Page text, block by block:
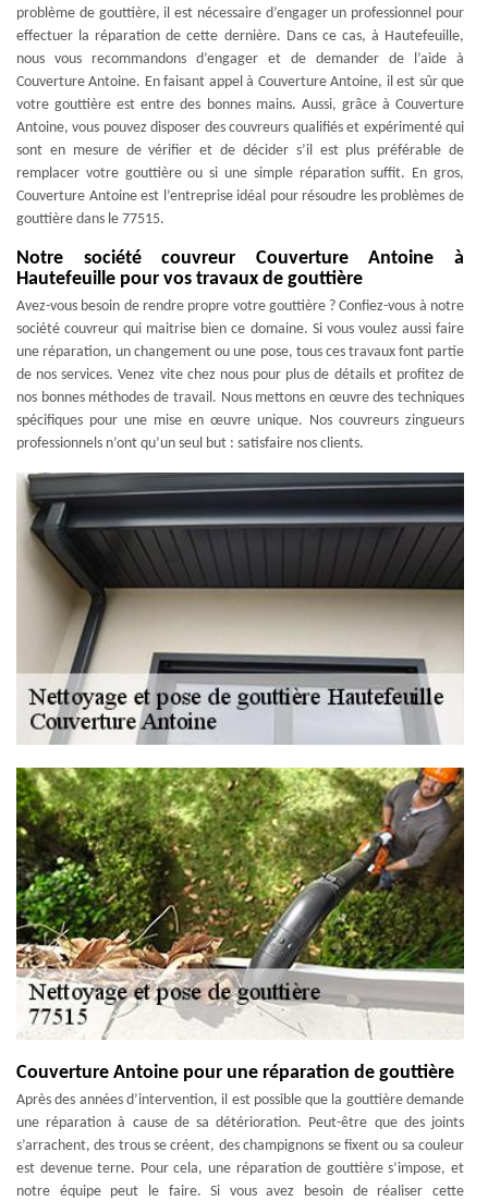
problème de gouttière, il est nécessaire d’engager un professionnel pour
effectuer la réparation de cette dernière. Dans ce cas, à Hautefeuille,
nous vous recommandons d’engager et de demander de l’aide à
Couverture Antoine. En faisant appel à Couverture Antoine, il est sûr que
votre gouttière est entre des bonnes mains. Aussi, grâce à Couverture
Antoine, vous pouvez disposer des couvreurs qualifiés et expérimenté qui
sont en mesure de vérifier et de décider s’il est plus préférable de
remplacer votre gouttière ou si une simple réparation suffit. En gros,
Couverture Antoine est l’entreprise idéal pour résoudre les problèmes de
gouttière dans le 77515.
Notre société couvreur Couverture Antoine à
Hautefeuille pour vos travaux de gouttière
Avez-vous besoin de rendre propre votre gouttière ? Confiez-vous à notre
société couvreur qui maitrise bien ce domaine. Si vous voulez aussi faire
une réparation, un changement ou une pose, tous ces travaux font partie
de nos services. Venez vite chez nous pour plus de détails et profitez de
nos bonnes méthodes de travail. Nous mettons en œuvre des techniques
spécifiques pour une mise en œuvre unique. Nos couvreurs zingueurs
professionnels n’ont qu’un seul but : satisfaire nos clients.
Couverture Antoine pour une réparation de gouttière
Après des années d’intervention, il est possible que la gouttière demande
une réparation à cause de sa détérioration. Peut-être que des joints
s’arrachent, des trous se créent, des champignons se fixent ou sa couleur
est devenue terne. Pour cela, une réparation de gouttière s’impose, et
notre équipe peut le faire. Si vous avez besoin de réaliser cette